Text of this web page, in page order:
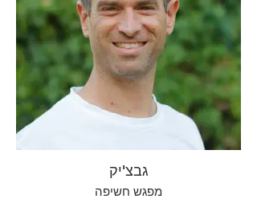
גבצ'יק
מפגש חשיפה